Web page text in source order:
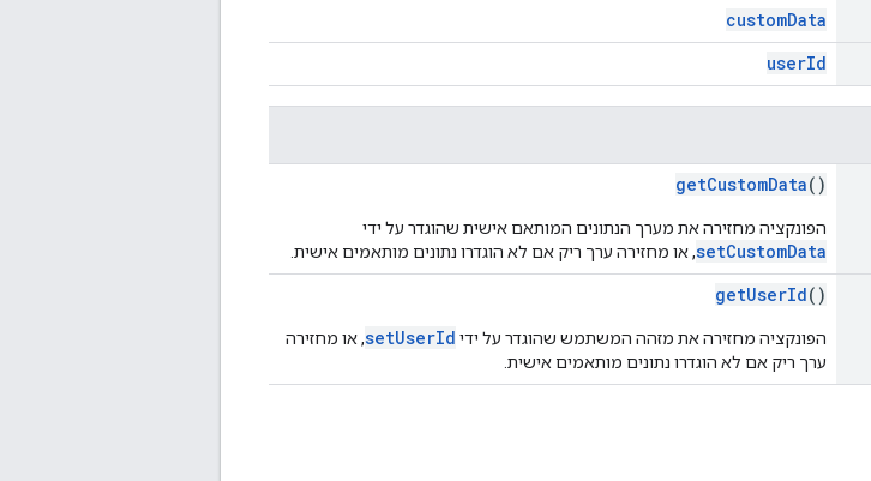
customData
userId
getCustomData()
הפונקציה מחזירה את מערך הנתונים המותאם אישית שהוגדר על ידי
setCustomData, או מחזירה ערך ריק אם לא הוגדרו נתונים מותאמים אישית.
getUserId()
הפונקציה מחזירה את מזהה המשתמש שהוגדר על ידי setUserId, או מחזירה
ערך ריק אם לא הוגדרו נתונים מותאמים אישית.